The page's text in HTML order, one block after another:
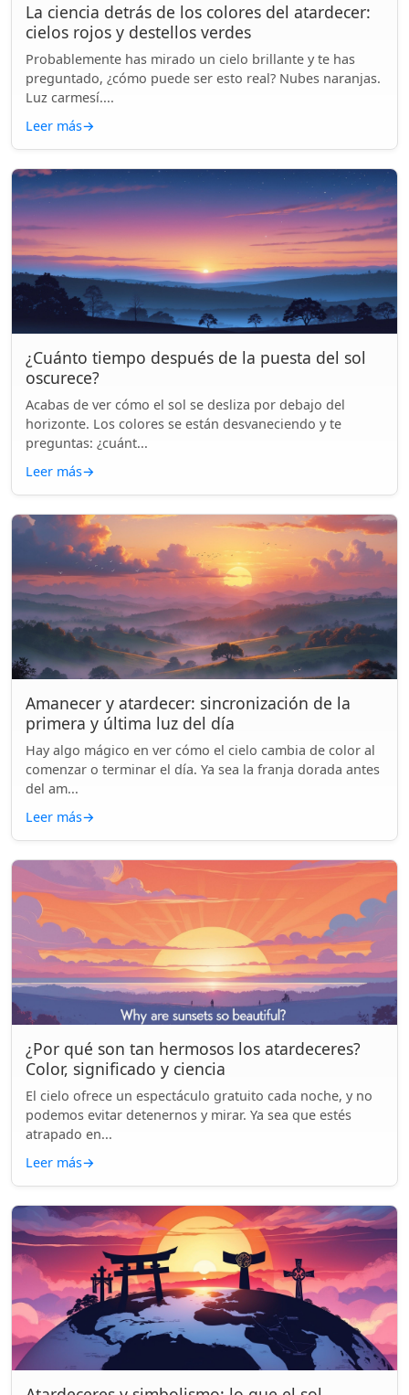
La ciencia detrás de los colores del atardecer:
cielos rojos y destellos verdes
Probablemente has mirado un cielo brillante y te has
preguntado, ¿cómo puede ser esto real? Nubes naranjas.
Luz carmesí....
Leer más→
¿Cuánto tiempo después de la puesta del sol
oscurece?
Acabas de ver cómo el sol se desliza por debajo del
horizonte. Los colores se están desvaneciendo y te
preguntas: ¿cuánt...
Leer más→
Amanecer y atardecer: sincronización de la
primera y última luz del día
Hay algo mágico en ver cómo el cielo cambia de color al
comenzar o terminar el día. Ya sea la franja dorada antes
del am...
Leer más→
¿Por qué son tan hermosos los atardeceres?
Color, significado y ciencia
El cielo ofrece un espectáculo gratuito cada noche, y no
podemos evitar detenernos y mirar. Ya sea que estés
atrapado en...
Leer más→